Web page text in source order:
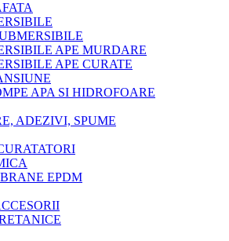
APE MURDARE
APE CURATE
APA SI HIDROFOARE
ADEZIVI, SPUME
EPDM